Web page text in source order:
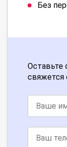
Без
Оставьте
свяжется